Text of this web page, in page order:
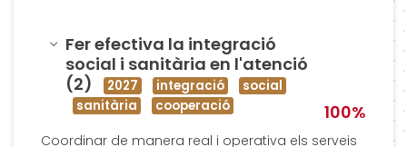
Amagar
Fer efectiva la integració
social i sanitària en l'atenció
(2)
2027 integració
social
sanitària
cooperació 100%
Coordinar de manera real i operativa els serveis